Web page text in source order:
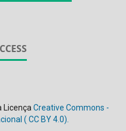
Licença Creative Commons -
(CC BY 4.0).